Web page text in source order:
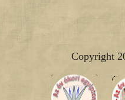
Copyright